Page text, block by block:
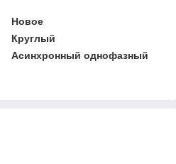
Новое
Круглый
Асинхронный однофазный